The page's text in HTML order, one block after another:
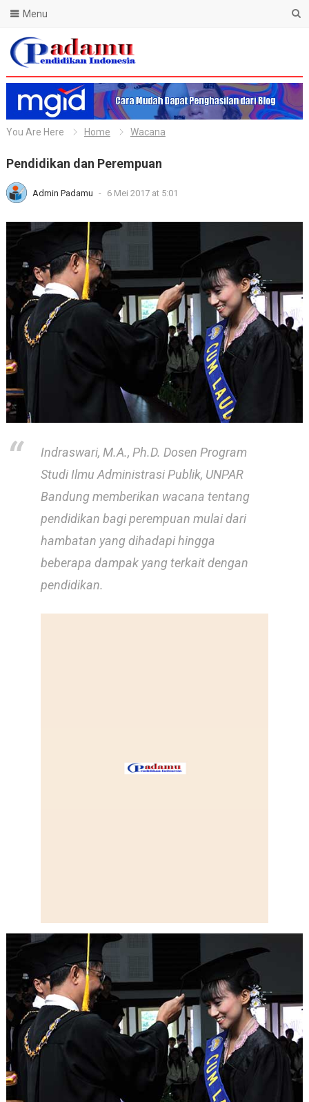
Blog Padamu
Menu
You Are Here Home Wacana
Pendidikan dan Perempuan
Admin Padamu - 6 Mei 2017 at 5:01
Indraswari, M.A., Ph.D. Dosen Program
Studi Ilmu Administrasi Publik, UNPAR
Bandung memberikan wacana tentang
pendidikan bagi perempuan mulai dari
hambatan yang dihadapi hingga
beberapa dampak yang terkait dengan
pendidikan.